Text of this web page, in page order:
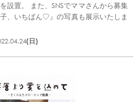
設置。 また、SNSでママさんから募集
、いちばん♡』の写真も展示いたしま
(日)